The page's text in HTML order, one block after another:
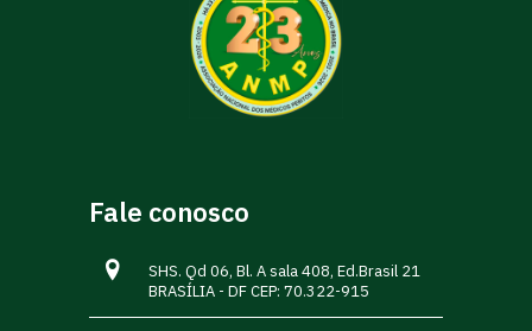
Fale conosco
SHS. Qd 06, Bl. A sala 408, Ed.Brasil 21
BRASÍLIA - DF CEP: 70.322-915